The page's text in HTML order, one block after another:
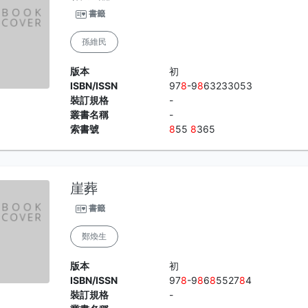
書籤
孫維民
版本
初
ISBN/ISSN
978-9863233053
裝訂規格
-
叢書名稱
-
索書號
855 8365
崖葬
書籤
鄭煥生
版本
初
ISBN/ISSN
978-9868552784
裝訂規格
-